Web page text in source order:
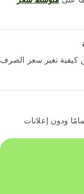
تغير سعر الصرف
ودون إعلانات